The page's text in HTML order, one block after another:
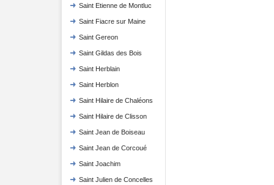
Saint Etienne de Montluc
Saint Fiacre sur Maine
Saint Gereon
Saint Gildas des Bois
Saint Herblain
Saint Herblon
Saint Hilaire de Chaléons
Saint Hilaire de Clisson
Saint Jean de Boiseau
Saint Jean de Corcoué
Saint Joachim
Saint Julien de Concelles